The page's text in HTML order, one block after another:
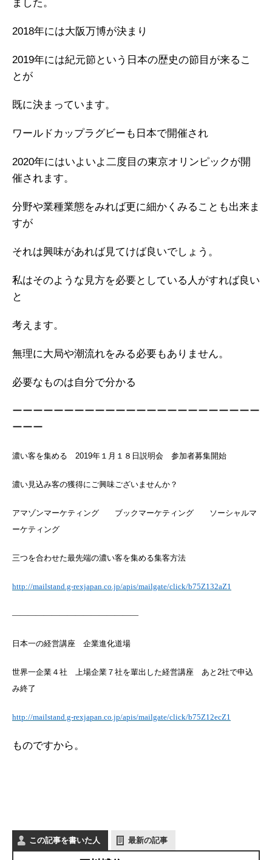
ました。
2018年には大阪万博が決まり
2019年には紀元節という日本の歴史の節目が来るこ
とが
既に決まっています。
ワールドカップラグビーも日本で開催され
2020年にはいよいよ二度目の東京オリンピックが開
催されます。
分野や業種業態をみれば更に細かくみることも出来ま
すが
それは興味があれば見てけば良いでしょう。
私はそのような見方を必要としている人がすれば良い
と
考えます。
無理に大局や潮流れをみる必要もありません。
必要なものは自分で分かる
ーーーーーーーーーーーーーーーーーーーーーーーー
ーーー
濃い客を集める 2019年１月１８日説明会 参加者募集開始
濃い見込み客の獲得にご興味ございませんか？
アマゾンマーケティング ブックマーケティング ソーシャルマ
ーケティング
三つを合わせた最先端の濃い客を集める集客方法
http://mailstand.g-rexjapan.co.jp/apis/mailgate/click/b75Z132aZ1
————————————————
日本一の経営講座 企業進化道場
世界一企業４社 上場企業７社を輩出した経営講座 あと 2社で申込
み終了
http://mailstand.g-rexjapan.co.jp/apis/mailgate/click/b75Z12ecZ1
ものですから。
この記事を書いた人 最新の記事